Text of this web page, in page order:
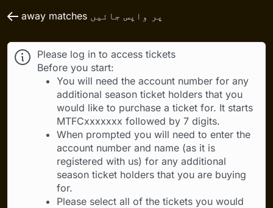
away matches پر واپس جائیں
Please log in to access tickets
Before you start:
You will need the account number for any
additional season ticket holders that you
would like to purchase a ticket for. It starts
MTFCxxxxxxx followed by 7 digits.
When prompted you will need to enter the
account number and name (as it is
registered with us) for any additional
season ticket holders that you are buying
for.
Please select all of the tickets you would